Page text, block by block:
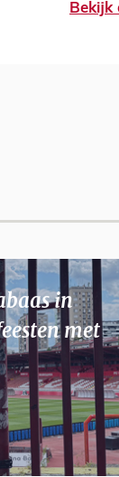
Bekijk
in
met